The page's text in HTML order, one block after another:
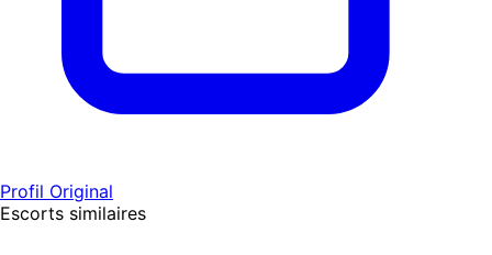
Profil Original
Escorts similaires